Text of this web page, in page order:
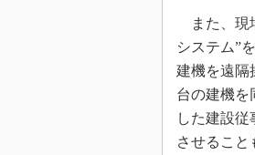
また、現
システム”
建機を遠隔
台の建機を
した建設
させること